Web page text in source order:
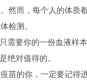
然而，每个人的体质
检测。
需要你的一份血液样
绝对值得的。
苗的你，一定要记得